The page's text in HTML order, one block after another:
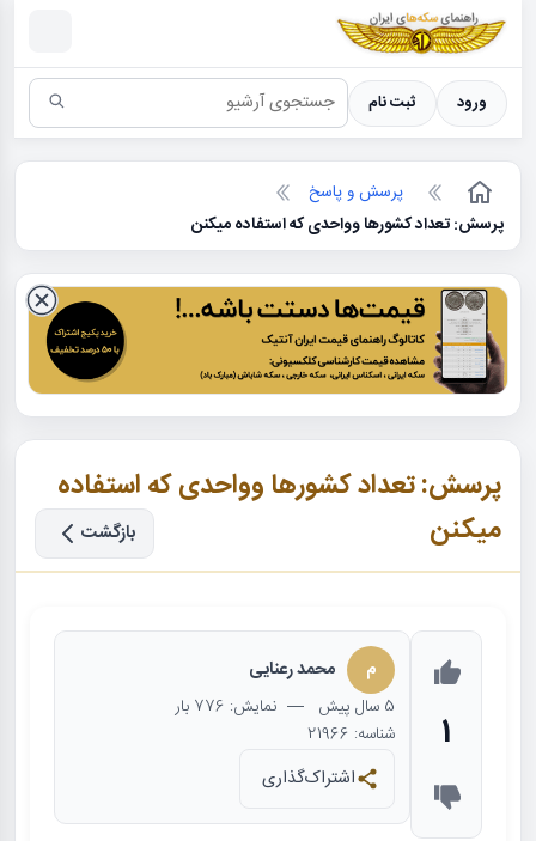
سکه ها ؛ راهنمای سکه شناسی
ورود ثبت نام
پرسش و پاسخ
پرسش: تعداد کشورها وواحدی که استفاده میکنن
پرسش: تعداد کشورها وواحدی که استفاده
میکنن
بازگشت
1
م محمد رعنایی
5 سال پیش — نمایش: 776 بار
شناسه: 21966
اشتراک‌گذاری